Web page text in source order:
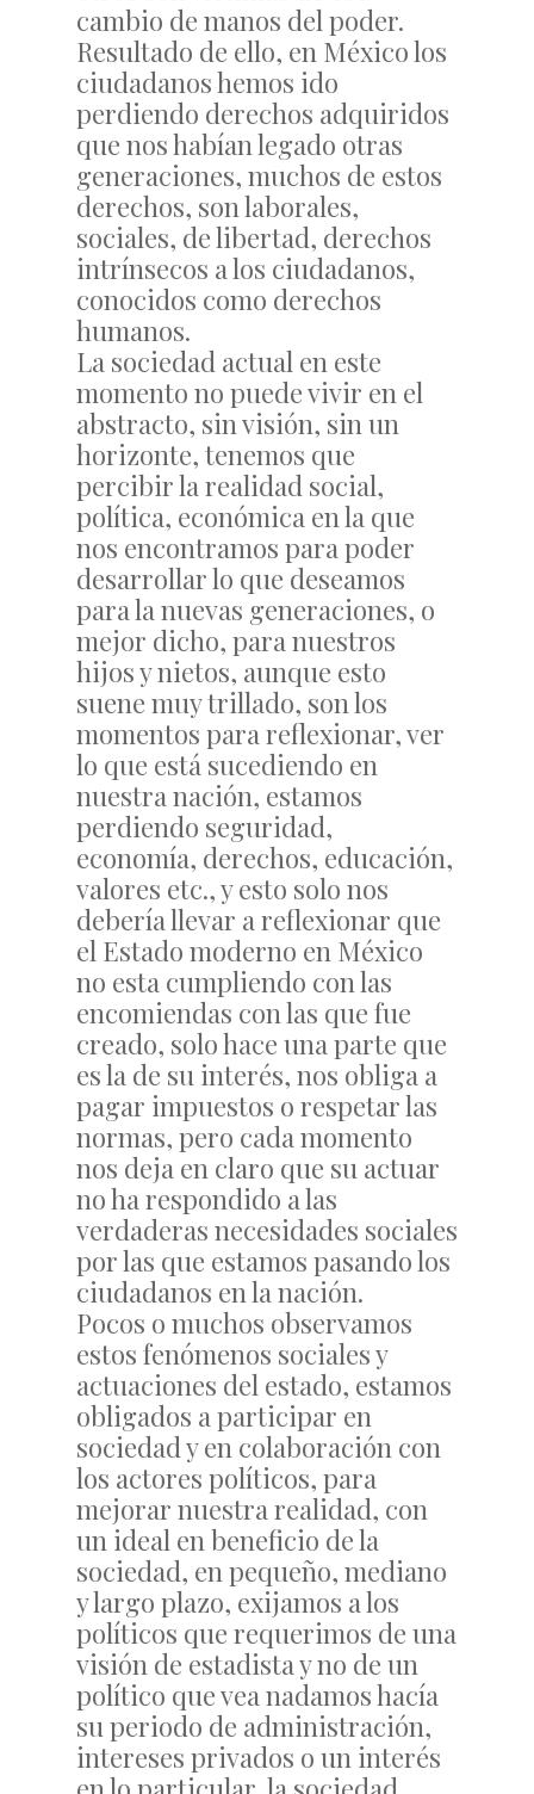
cambio de manos del poder.
Resultado de ello, en México los
ciudadanos hemos ido
perdiendo derechos adquiridos
que nos habían legado otras
generaciones, muchos de estos
derechos, son laborales,
sociales, de libertad, derechos
intrínsecos a los ciudadanos,
conocidos como derechos
humanos.
La sociedad actual en este
momento no puede vivir en el
abstracto, sin visión, sin un
horizonte, tenemos que
percibir la realidad social,
política, económica en la que
nos encontramos para poder
desarrollar lo que deseamos
para la nuevas generaciones, o
mejor dicho, para nuestros
hijos y nietos, aunque esto
suene muy trillado, son los
momentos para reflexionar, ver
lo que está sucediendo en
nuestra nación, estamos
perdiendo seguridad,
economía, derechos, educación,
valores etc., y esto solo nos
debería llevar a reflexionar que
el Estado moderno en México
no esta cumpliendo con las
encomiendas con las que fue
creado, solo hace una parte que
es la de su interés, nos obliga a
pagar impuestos o respetar las
normas, pero cada momento
nos deja en claro que su actuar
no ha respondido a las
verdaderas necesidades sociales
por las que estamos pasando los
ciudadanos en la nación.
Pocos o muchos observamos
estos fenómenos sociales y
actuaciones del estado, estamos
obligados a participar en
sociedad y en colaboración con
los actores políticos, para
mejorar nuestra realidad, con
un ideal en beneficio de la
sociedad, en pequeño, mediano
y largo plazo, exijamos a los
políticos que requerimos de una
visión de estadista y no de un
político que vea nadamos hacía
su periodo de administración,
intereses privados o un interés